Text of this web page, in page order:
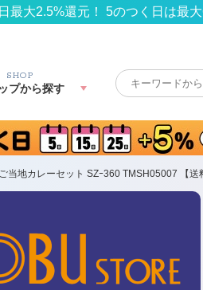
最大2.5%還元！ 5のつく日は最
SHOP
プから探す
当地カレーセット SZｰ360 TMSH05007 【送